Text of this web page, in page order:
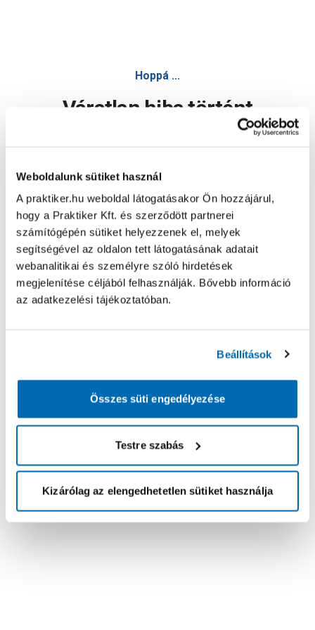
Weboldalunk sütiket használ
A praktiker.hu weboldal látogatásakor Ön hozzájárul,
hogy a Praktiker Kft. és szerződött partnerei
számítógépén sütiket helyezzenek el, melyek
segítségével az oldalon tett látogatásának adatait
webanalitikai és személyre szóló hirdetések
megjelenítése céljából felhasználják. Bővebb információ
az adatkezelési tájékoztatóban.
Beállítások
Összes süti engedélyezése
Testre szabás
Kizárólag az elengedhetetlen sütiket használja
Hoppá ...
Váratlan hiba történt
Oldal újratöltése